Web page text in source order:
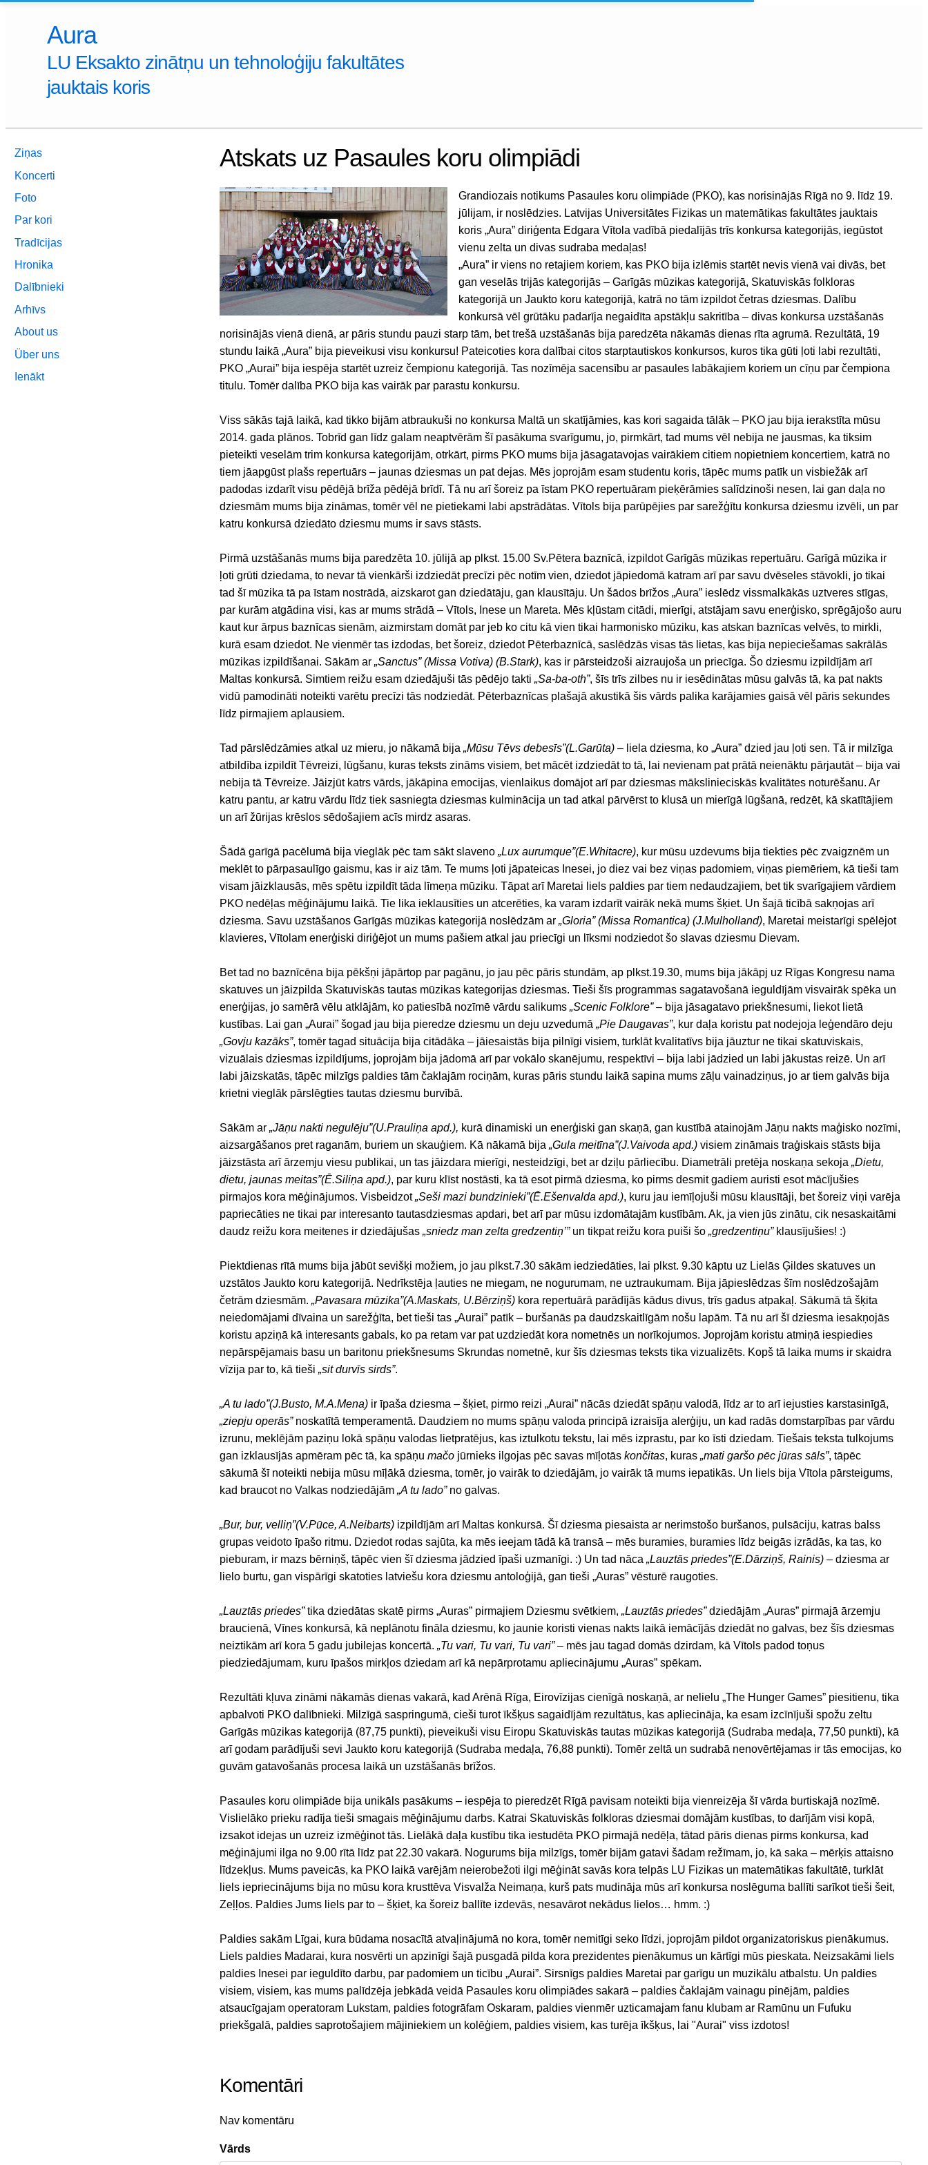
Aura
LU Eksakto zinātņu un tehnoloģiju fakultātes
jauktais koris
Ziņas
Koncerti
Foto
Par kori
Tradīcijas
Hronika
Dalībnieki
Arhīvs
About us
Über uns
Ienākt
Atskats uz Pasaules koru olimpiādi
Grandiozais notikums Pasaules koru olimpiāde (PKO), kas norisinājās Rīgā no 9. līdz 19.
jūlijam, ir noslēdzies. Latvijas Universitātes Fizikas un matemātikas fakultātes jauktais
koris „Aura” diriģenta Edgara Vītola vadībā piedalījās trīs konkursa kategorijās, iegūstot
vienu zelta un divas sudraba medaļas!
„Aura” ir viens no retajiem koriem, kas PKO bija izlēmis startēt nevis vienā vai divās, bet
gan veselās trijās kategorijās – Garīgās mūzikas kategorijā, Skatuviskās folkloras
kategorijā un Jaukto koru kategorijā, katrā no tām izpildot četras dziesmas. Dalību
konkursā vēl grūtāku padarīja negaidīta apstākļu sakritība – divas konkursa uzstāšanās
norisinājās vienā dienā, ar pāris stundu pauzi starp tām, bet trešā uzstāšanās bija paredzēta nākamās dienas rīta agrumā. Rezultātā, 19
stundu laikā „Aura” bija pieveikusi visu konkursu! Pateicoties kora dalībai citos starptautiskos konkursos, kuros tika gūti ļoti labi rezultāti,
PKO „Aurai” bija iespēja startēt uzreiz čempionu kategorijā. Tas nozīmēja sacensību ar pasaules labākajiem koriem un cīņu par čempiona
titulu. Tomēr dalība PKO bija kas vairāk par parastu konkursu.
Viss sākās tajā laikā, kad tikko bijām atbraukuši no konkursa Maltā un skatījāmies, kas kori sagaida tālāk – PKO jau bija ierakstīta mūsu
2014. gada plānos. Tobrīd gan līdz galam neaptvērām šī pasākuma svarīgumu, jo, pirmkārt, tad mums vēl nebija ne jausmas, ka tiksim
pieteikti veselām trim konkursa kategorijām, otrkārt, pirms PKO mums bija jāsagatavojas vairākiem citiem nopietniem koncertiem, katrā no
tiem jāapgūst plašs repertuārs – jaunas dziesmas un pat dejas. Mēs joprojām esam studentu koris, tāpēc mums patīk un visbiežāk arī
padodas izdarīt visu pēdējā brīža pēdējā brīdī. Tā nu arī šoreiz pa īstam PKO repertuāram pieķērāmies salīdzinoši nesen, lai gan daļa no
dziesmām mums bija zināmas, tomēr vēl ne pietiekami labi apstrādātas. Vītols bija parūpējies par sarežģītu konkursa dziesmu izvēli, un par
katru konkursā dziedāto dziesmu mums ir savs stāsts.
Pirmā uzstāšanās mums bija paredzēta 10. jūlijā ap plkst. 15.00 Sv.Pētera baznīcā, izpildot Garīgās mūzikas repertuāru. Garīgā mūzika ir
ļoti grūti dziedama, to nevar tā vienkārši izdziedāt precīzi pēc notīm vien, dziedot jāpiedomā katram arī par savu dvēseles stāvokli, jo tikai
tad šī mūzika tā pa īstam nostrādā, aizskarot gan dziedātāju, gan klausītāju. Un šādos brīžos „Aura” ieslēdz vissmalkākās uztveres stīgas,
par kurām atgādina visi, kas ar mums strādā – Vītols, Inese un Mareta. Mēs kļūstam citādi, mierīgi, atstājam savu enerģisko, sprēgājošo auru
kaut kur ārpus baznīcas sienām, aizmirstam domāt par jeb ko citu kā vien tikai harmonisko mūziku, kas atskan baznīcas velvēs, to mirkli,
kurā esam dziedot. Ne vienmēr tas izdodas, bet šoreiz, dziedot Pēterbaznīcā, saslēdzās visas tās lietas, kas bija nepieciešamas sakrālās
mūzikas izpildīšanai. Sākām ar „Sanctus” (Missa Votiva) (B.Stark), kas ir pārsteidzoši aizraujoša un priecīga. Šo dziesmu izpildījām arī
Maltas konkursā. Simtiem reižu esam dziedājuši tās pēdējo takti „Sa-ba-oth”, šīs trīs zilbes nu ir iesēdinātas mūsu galvās tā, ka pat nakts
vidū pamodināti noteikti varētu precīzi tās nodziedāt. Pēterbaznīcas plašajā akustikā šis vārds palika karājamies gaisā vēl pāris sekundes
līdz pirmajiem aplausiem.
Tad pārslēdzāmies atkal uz mieru, jo nākamā bija „Mūsu Tēvs debesīs”(L.Garūta) – liela dziesma, ko „Aura” dzied jau ļoti sen. Tā ir milzīga
atbildība izpildīt Tēvreizi, lūgšanu, kuras teksts zināms visiem, bet mācēt izdziedāt to tā, lai nevienam pat prātā neienāktu pārjautāt – bija vai
nebija tā Tēvreize. Jāizjūt katrs vārds, jākāpina emocijas, vienlaikus domājot arī par dziesmas mākslinieciskās kvalitātes noturēšanu. Ar
katru pantu, ar katru vārdu līdz tiek sasniegta dziesmas kulminācija un tad atkal pārvērst to klusā un mierīgā lūgšanā, redzēt, kā skatītājiem
un arī žūrijas krēslos sēdošajiem acīs mirdz asaras.
Šādā garīgā pacēlumā bija vieglāk pēc tam sākt slaveno „Lux aurumque”(E.Whitacre), kur mūsu uzdevums bija tiekties pēc zvaigznēm un
meklēt to pārpasaulīgo gaismu, kas ir aiz tām. Te mums ļoti jāpateicas Inesei, jo diez vai bez viņas padomiem, viņas piemēriem, kā tieši tam
visam jāizklausās, mēs spētu izpildīt tāda līmeņa mūziku. Tāpat arī Maretai liels paldies par tiem nedaudzajiem, bet tik svarīgajiem vārdiem
PKO nedēļas mēģinājumu laikā. Tie lika ieklausīties un atcerēties, ka varam izdarīt vairāk nekā mums šķiet. Un šajā ticībā sakņojas arī
dziesma. Savu uzstāšanos Garīgās mūzikas kategorijā noslēdzām ar „Gloria” (Missa Romantica) (J.Mulholland), Maretai meistarīgi spēlējot
klavieres, Vītolam enerģiski diriģējot un mums pašiem atkal jau priecīgi un līksmi nodziedot šo slavas dziesmu Dievam.
Bet tad no baznīcēna bija pēkšņi jāpārtop par pagānu, jo jau pēc pāris stundām, ap plkst.19.30, mums bija jākāpj uz Rīgas Kongresu nama
skatuves un jāizpilda Skatuviskās tautas mūzikas kategorijas dziesmas. Tieši šīs programmas sagatavošanā ieguldījām visvairāk spēka un
enerģijas, jo samērā vēlu atklājām, ko patiesībā nozīmē vārdu salikums „Scenic Folklore”– bija jāsagatavo priekšnesumi, liekot lietā
kustības. Lai gan „Aurai” šogad jau bija pieredze dziesmu un deju uzvedumā „Pie Daugavas”, kur daļa koristu pat nodejoja leģendāro deju
„Govju kazāks”, tomēr tagad situācija bija citādāka – jāiesaistās bija pilnīgi visiem, turklāt kvalitatīvs bija jāuztur ne tikai skatuviskais,
vizuālais dziesmas izpildījums, joprojām bija jādomā arī par vokālo skanējumu, respektīvi – bija labi jādzied un labi jākustas reizē. Un arī
labi jāizskatās, tāpēc milzīgs paldies tām čaklajām rociņām, kuras pāris stundu laikā sapina mums zāļu vainadziņus, jo ar tiem galvās bija
krietni vieglāk pārslēgties tautas dziesmu burvībā.
Sākām ar „Jāņu nakti negulēju”(U.Prauliņa apd.), kurā dinamiski un enerģiski gan skaņā, gan kustībā atainojām Jāņu nakts maģisko nozīmi,
aizsargāšanos pret raganām, buriem un skauģiem. Kā nākamā bija „Gula meitīna”(J.Vaivoda apd.) visiem zināmais traģiskais stāsts bija
jāizstāsta arī ārzemju viesu publikai, un tas jāizdara mierīgi, nesteidzīgi, bet ar dziļu pārliecību. Diametrāli pretēja noskaņa sekoja „Dietu,
dietu, jaunas meitas”(Ē.Siliņa apd.), par kuru klīst nostāsti, ka tā esot pirmā dziesma, ko pirms desmit gadiem auristi esot mācījušies
pirmajos kora mēģinājumos. Visbeidzot„Seši mazi bundzinieki”(Ē.Ešenvalda apd.), kuru jau iemīļojuši mūsu klausītāji, bet šoreiz viņi varēja
papriecāties ne tikai par interesanto tautasdziesmas apdari, bet arī par mūsu izdomātajām kustībām. Ak, ja vien jūs zinātu, cik nesaskaitāmi
daudz reižu kora meitenes ir dziedājušas „sniedz man zelta gredzentiņ’”un tikpat reižu kora puiši šo „gredzentiņu”klausījušies! :)
Piektdienas rītā mums bija jābūt sevišķi možiem, jo jau plkst.7.30 sākām iedziedāties, lai plkst. 9.30 kāptu uz Lielās Ģildes skatuves un
uzstātos Jaukto koru kategorijā. Nedrīkstēja ļauties ne miegam, ne nogurumam, ne uztraukumam. Bija jāpieslēdzas šīm noslēdzošajām
četrām dziesmām. „Pavasara mūzika”(A.Maskats, U.Bērziņš) kora repertuārā parādījās kādus divus, trīs gadus atpakaļ. Sākumā tā šķita
neiedomājami dīvaina un sarežģīta, bet tieši tas „Aurai” patīk – buršanās pa daudzskaitlīgām nošu lapām. Tā nu arī šī dziesma iesakņojās
koristu apziņā kā interesants gabals, ko pa retam var pat uzdziedāt kora nometnēs un norīkojumos. Joprojām koristu atmiņā iespiedies
nepārspējamais basu un baritonu priekšnesums Skrundas nometnē, kur šīs dziesmas teksts tika vizualizēts. Kopš tā laika mums ir skaidra
vīzija par to, kā tieši „sit durvīs sirds”.
„A tu lado”(J.Busto, M.A.Mena) ir īpaša dziesma – šķiet, pirmo reizi „Aurai” nācās dziedāt spāņu valodā, līdz ar to arī iejusties karstasinīgā,
„ziepju operās”noskatītā temperamentā. Daudziem no mums spāņu valoda principā izraisīja alerģiju, un kad radās domstarpības par vārdu
izrunu, meklējām paziņu lokā spāņu valodas lietpratējus, kas iztulkotu tekstu, lai mēs izprastu, par ko īsti dziedam. Tiešais teksta tulkojums
gan izklausījās apmēram pēc tā, ka spāņu mačo jūrnieks ilgojas pēc savas mīļotās končitas, kuras „mati garšo pēc jūras sāls”, tāpēc
sākumā šī noteikti nebija mūsu mīļākā dziesma, tomēr, jo vairāk to dziedājām, jo vairāk tā mums iepatikās. Un liels bija Vītola pārsteigums,
kad braucot no Valkas nodziedājām „A tu lado”no galvas.
„Bur, bur, velliņ”(V.Pūce, A.Neibarts) izpildījām arī Maltas konkursā. Šī dziesma piesaista ar nerimstošo buršanos, pulsāciju, katras balss
grupas veidoto īpašo ritmu. Dziedot rodas sajūta, ka mēs ieejam tādā kā transā – mēs buramies, buramies līdz beigās izrādās, ka tas, ko
pieburam, ir mazs bērniņš, tāpēc vien šī dziesma jādzied īpaši uzmanīgi. :) Un tad nāca „Lauztās priedes”(E.Dārziņš, Rainis) – dziesma ar
lielo burtu, gan vispārīgi skatoties latviešu kora dziesmu antoloģijā, gan tieši „Auras” vēsturē raugoties.
„Lauztās priedes”tika dziedātas skatē pirms „Auras” pirmajiem Dziesmu svētkiem, „Lauztās priedes”dziedājām „Auras” pirmajā ārzemju
braucienā, Vīnes konkursā, kā neplānotu fināla dziesmu, ko jaunie koristi vienas nakts laikā iemācījās dziedāt no galvas, bez šīs dziesmas
neiztikām arī kora 5 gadu jubilejas koncertā. „Tu vari, Tu vari, Tu vari”– mēs jau tagad domās dzirdam, kā Vītols padod toņus
piedziedājumam, kuru īpašos mirkļos dziedam arī kā nepārprotamu apliecinājumu „Auras” spēkam.
Rezultāti kļuva zināmi nākamās dienas vakarā, kad Arēnā Rīga, Eirovīzijas cienīgā noskaņā, ar nelielu „The Hunger Games” piesitienu, tika
apbalvoti PKO dalībnieki. Milzīgā saspringumā, cieši turot īkšķus sagaidījām rezultātus, kas apliecināja, ka esam izcīnījuši spožu zeltu
Garīgās mūzikas kategorijā (87,75 punkti), pieveikuši visu Eiropu Skatuviskās tautas mūzikas kategorijā (Sudraba medaļa, 77,50 punkti), kā
arī godam parādījuši sevi Jaukto koru kategorijā (Sudraba medaļa, 76,88 punkti). Tomēr zeltā un sudrabā nenovērtējamas ir tās emocijas, ko
guvām gatavošanās procesa laikā un uzstāšanās brīžos.
Pasaules koru olimpiāde bija unikāls pasākums – iespēja to pieredzēt Rīgā pavisam noteikti bija vienreizēja šī vārda burtiskajā nozīmē.
Vislielāko prieku radīja tieši smagais mēģinājumu darbs. Katrai Skatuviskās folkloras dziesmai domājām kustības, to darījām visi kopā,
izsakot idejas un uzreiz izmēģinot tās. Lielākā daļa kustību tika iestudēta PKO pirmajā nedēļa, tātad pāris dienas pirms konkursa, kad
mēģinājumi ilga no 9.00 rītā līdz pat 22.30 vakarā. Nogurums bija milzīgs, tomēr bijām gatavi šādam režīmam, jo, kā saka – mērķis attaisno
līdzekļus. Mums paveicās, ka PKO laikā varējām neierobežoti ilgi mēģināt savās kora telpās LU Fizikas un matemātikas fakultātē, turklāt
liels iepriecinājums bija no mūsu kora krusttēva Visvalža Neimaņa, kurš pats mudināja mūs arī konkursa noslēguma ballīti sarīkot tieši šeit,
Zeļļos. Paldies Jums liels par to – šķiet, ka šoreiz ballīte izdevās, nesavārot nekādus lielos… hmm. :)
Paldies sakām Līgai, kura būdama nosacītā atvaļinājumā no kora, tomēr nemitīgi seko līdzi, joprojām pildot organizatoriskus pienākumus.
Liels paldies Madarai, kura nosvērti un apzinīgi šajā pusgadā pilda kora prezidentes pienākumus un kārtīgi mūs pieskata. Neizsakāmi liels
paldies Inesei par ieguldīto darbu, par padomiem un ticību „Aurai”. Sirsnīgs paldies Maretai par garīgu un muzikālu atbalstu. Un paldies
visiem, visiem, kas mums palīdzēja jebkādā veidā Pasaules koru olimpiādes sakarā – paldies čaklajām vainagu pinējām, paldies
atsaucīgajam operatoram Lukstam, paldies fotogrāfam Oskaram, paldies vienmēr uzticamajam fanu klubam ar Ramūnu un Fufuku
priekšgalā, paldies saprotošajiem mājiniekiem un kolēģiem, paldies visiem, kas turēja īkšķus, lai "Aurai" viss izdotos!
Komentāri
Nav komentāru
Vārds